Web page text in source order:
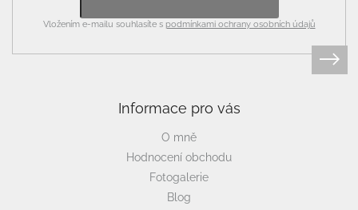
Vložením e-mailu souhlasíte s podmínkami ochrany osobních údajů
Informace pro vás
O mně
Hodnocení obchodu
Fotogalerie
Blog